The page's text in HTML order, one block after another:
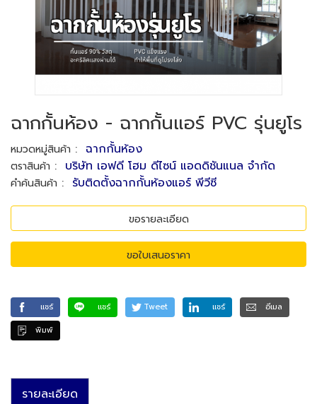
ฉากกั้นห้อง - ฉากกั้นแอร์ PVC รุ่นยูโร
หมวดหมู่สินค้า : ฉากกั้นห้อง
ตราสินค้า : บริษัท เอฟดี โฮม ดีไซน์ แอดดิชันแนล จำกัด
คำค้นสินค้า : รับติดตั้งฉากกั้นห้องแอร์ พีวีซี
ขอรายละเอียด
ขอใบเสนอราคา
แชร์ แชร์ Tweet แชร์
อีเมล
พิมพ์
รายละเอียด